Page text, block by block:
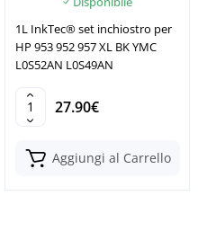
1L InkTec® set inchiostro per
HP 953 952 957 XL BK YMC
L0S52AN L0S49AN
27.90€
Aggiungi al Carrello